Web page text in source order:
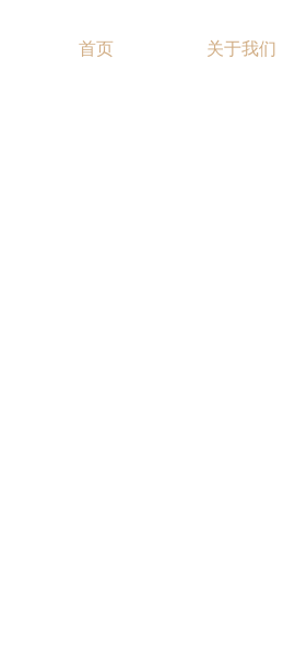
首页 关于我们